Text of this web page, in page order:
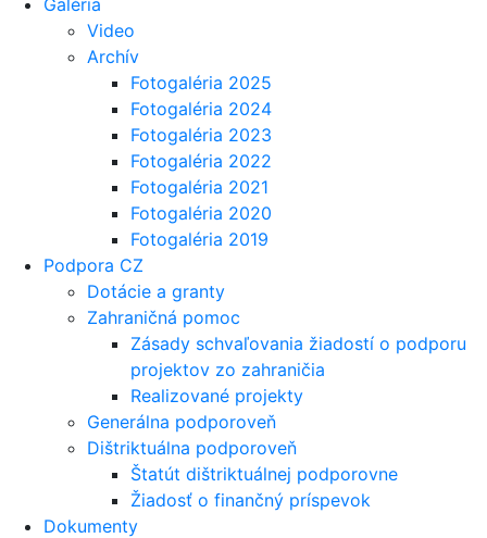
Video
Archív
Fotogaléria 2025
Fotogaléria 2024
Fotogaléria 2023
Fotogaléria 2022
Fotogaléria 2021
Fotogaléria 2020
Fotogaléria 2019
Podpora CZ
Dotácie a granty
Zahraničná pomoc
Zásady schvaľovania žiadostí o podporu
projektov zo zahraničia
Realizované projekty
Generálna podporoveň
Dištriktuálna podporoveň
Štatút dištriktuálnej podporovne
Žiadosť o finančný príspevok
Dokumenty